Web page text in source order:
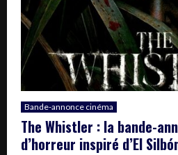
Bande-annonce cinéma
The Whistler : la bande-
d’horreur inspiré d’El